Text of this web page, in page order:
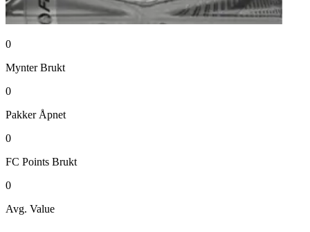
0
Mynter Brukt
0
Pakker Åpnet
0
FC Points Brukt
0
Avg. Value